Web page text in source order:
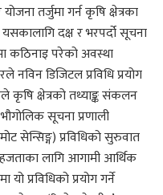
तर्जुमा गर्न कृषि क्षेत्रका
दक्ष र भरपर्दो सूचना
कठिनाइ परेको अवस्था
डिजिटल प्रविधि प्रयोग
कृषि क्षेत्रको तथ्याङ्क संकलन
सूचना प्रणाली
सेन्सिङ्ग) प्रविधिको सुरुवात
लागि आगामी आर्थिक
प्रविधिको प्रयोग गर्ने